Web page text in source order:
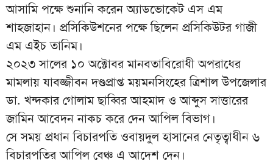
আসামি পক্ষে শুনানি করেন অ্যাডভোকেট এস এম
শাহজাহান। প্রসিকিউশনের পক্ষে ছিলেন প্রসিকিউটর গাজী
এম এইচ তানিম।
২০২৩ সালের ১০ অক্টোবর মানবতাবিরোধী অপরাধের
মামলায় যাবজ্জীবন দণ্ডপ্রাপ্ত ময়মনসিংহের ত্রিশাল উপজেলার
ডা. খন্দকার গোলাম ছাব্বির আহমাদ ও আব্দুস সাত্তারের
জামিন আবেদন নাকচ করে দেন আপিল বিভাগ।
সে সময় প্রধান বিচারপতি ওবায়দুল হাসানের নেতৃত্বাধীন ৬
বিচারপতির আপিল বেঞ্চ এ আদেশ দেন।